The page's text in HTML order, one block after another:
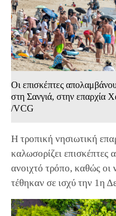
Οι επισκέπτες
στη Σανγιά, στην επαρχία
/VCG
Η τροπική νησιωτική
καλωσορίζει
ανοιχτό τρόπο, καθώς οι
τέθηκαν σε ισχύ την 1η